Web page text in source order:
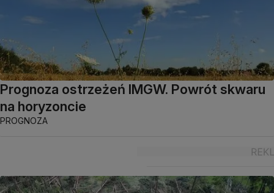
Prognoza ostrzeżeń IMGW. Powrót skwaru
na horyzoncie
PROGNOZA